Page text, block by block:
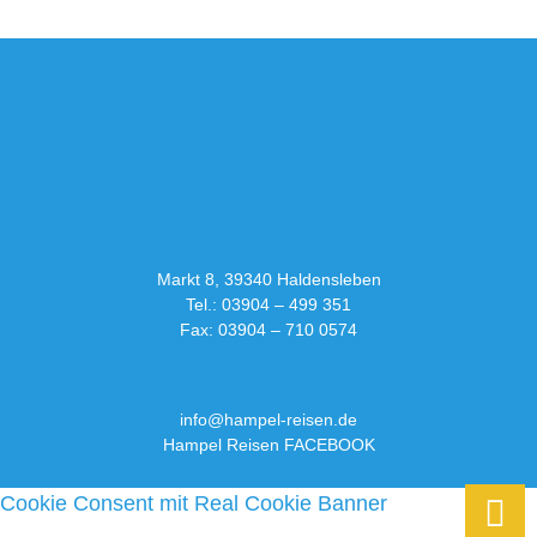
Markt 8, 39340 Haldensleben
Tel.: 03904 – 499 351
Fax: 03904 – 710 0574
info@hampel-reisen.de
Hampel Reisen FACEBOOK
Cookie Consent mit Real Cookie Banner